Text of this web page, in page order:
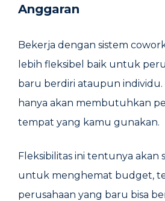
Anggaran
Bekerja dengan sistem
lebih fleksibel baik untuk
baru berdiri ataupun individu.
hanya akan membutuhkan
tempat yang kamu gunakan.
Fleksibilitas ini tentunya akan
untuk menghemat budget,
perusahaan yang baru bisa